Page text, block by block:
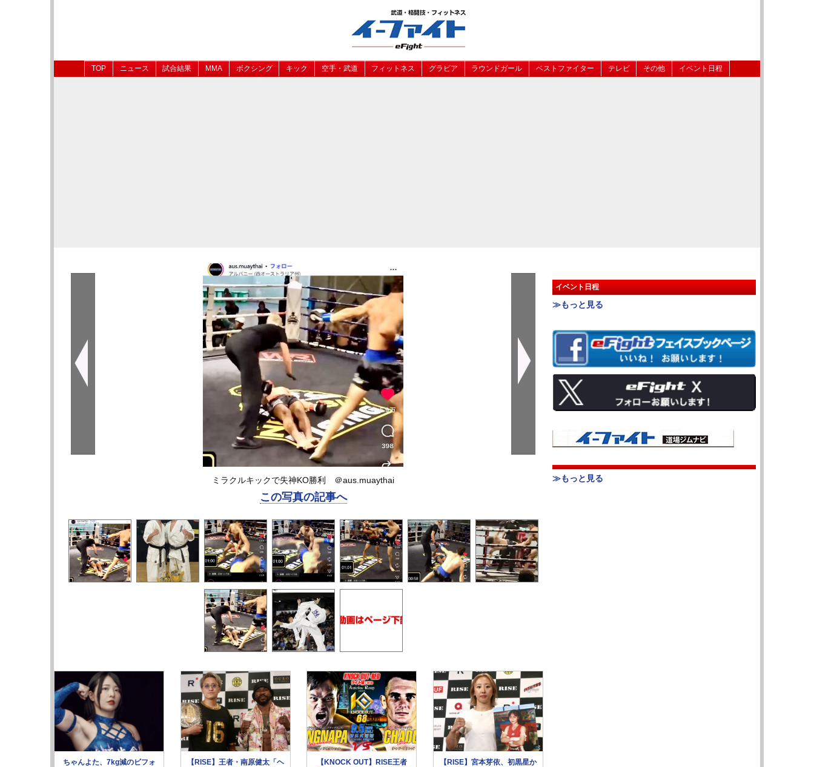
TOP ニュース 試合結果 MMA ボクシング キック 空手・武道 フィットネス グラビア ラウンドガール ベストファイター テレビ その他 イベント日程
ミラクルキックで失神KO勝利 ＠aus.muaythai
この写真の記事へ
ちゃんよた、7kg減のビフォ
【RISE】王者・南原健太「ヘ
【KNOCK OUT】RISE王者
【RISE】宮本芽依、初黒星か
イベント日程
≫もっと見る
≫もっと見る